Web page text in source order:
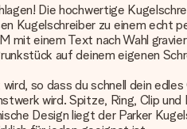
Die hochwertige
Kugelschreiber zu einem echt
einem Text nach Wahl
auf deinem eigenen
so dass du schnell dein
wird. Spitze, Ring, Clip
Design liegt der Parker